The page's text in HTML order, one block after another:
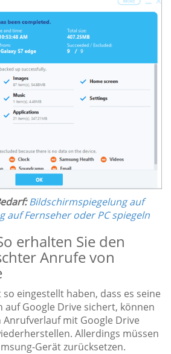
Bildschirmspiegelung auf
auf Fernseher oder PC spiegeln
erhalten Sie den
Anrufe von
eingestellt haben, dass es seine
auf Google Drive sichert, können
Anrufverlauf mit Google Drive
Allerdings müssen
Gerät zurücksetzen.